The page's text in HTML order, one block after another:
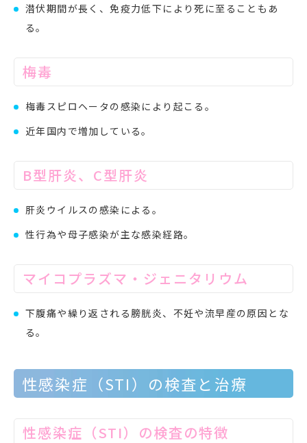
潜伏期間が長く、免疫力低下により死に至ることもあ
る。
梅毒
梅毒スピロヘータの感染により起こる。
近年国内で増加している。
B型肝炎、C型肝炎
肝炎ウイルスの感染による。
性行為や母子感染が主な感染経路。
マイコプラズマ・ジェニタリウム
下腹痛や繰り返される膀胱炎、不妊や流早産の原因とな
る。
性感染症（STI）の検査と治療
性感染症（STI）の検査の特徴